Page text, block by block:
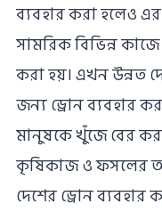
ব্যবহার করা হলেও
সামরিক বিভিন্ন
করা হয়। এখন উন্নত
জন্য ড্রোন ব্যবহার
মানুষকে খুঁজে বের
কৃষিকাজ ও ফসলের
দেশের ড্রোন ব্যবহার